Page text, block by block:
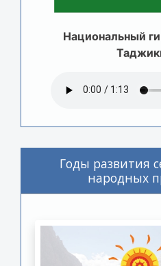
Национальный
Годы развития
народных